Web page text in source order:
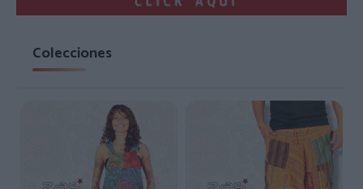
Colecciones